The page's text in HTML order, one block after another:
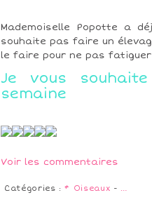
Mademoiselle Popotte a
souhaite pas faire un
le faire pour ne pas
Je vous
semaine
Voir les commentaires
Catégories :* Oiseaux - …